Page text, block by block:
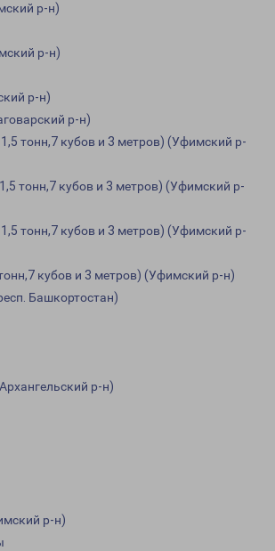
р-н)
р-н)
р-н)
р-н)
тонн,7 кубов и 3 метров) (Уфимский р-
тонн,7 кубов и 3 метров) (Уфимский р-
тонн,7 кубов и 3 метров) (Уфимский р-
кубов и 3 метров) (Уфимский р-н)
Башкортостан)
р-н)
р-н)